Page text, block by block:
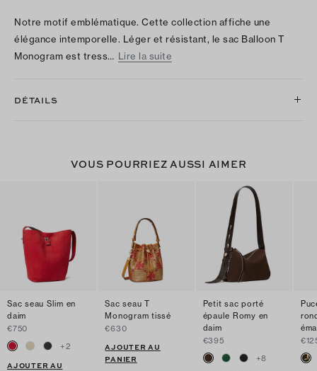
Notre motif emblématique. Cette collection affiche une
élégance intemporelle. Léger et résistant, le sac Balloon T
Monogram est tress… Lire la suite
DÉTAILS
VOUS POURRIEZ AUSSI AIMER
Sac seau Slim en
daim
€750
+2
AJOUTER AU
Sac seau T
Monogram tissé
€630
AJOUTER AU
PANIER
Petit sac porté
épaule Romy en
daim
€395
+8